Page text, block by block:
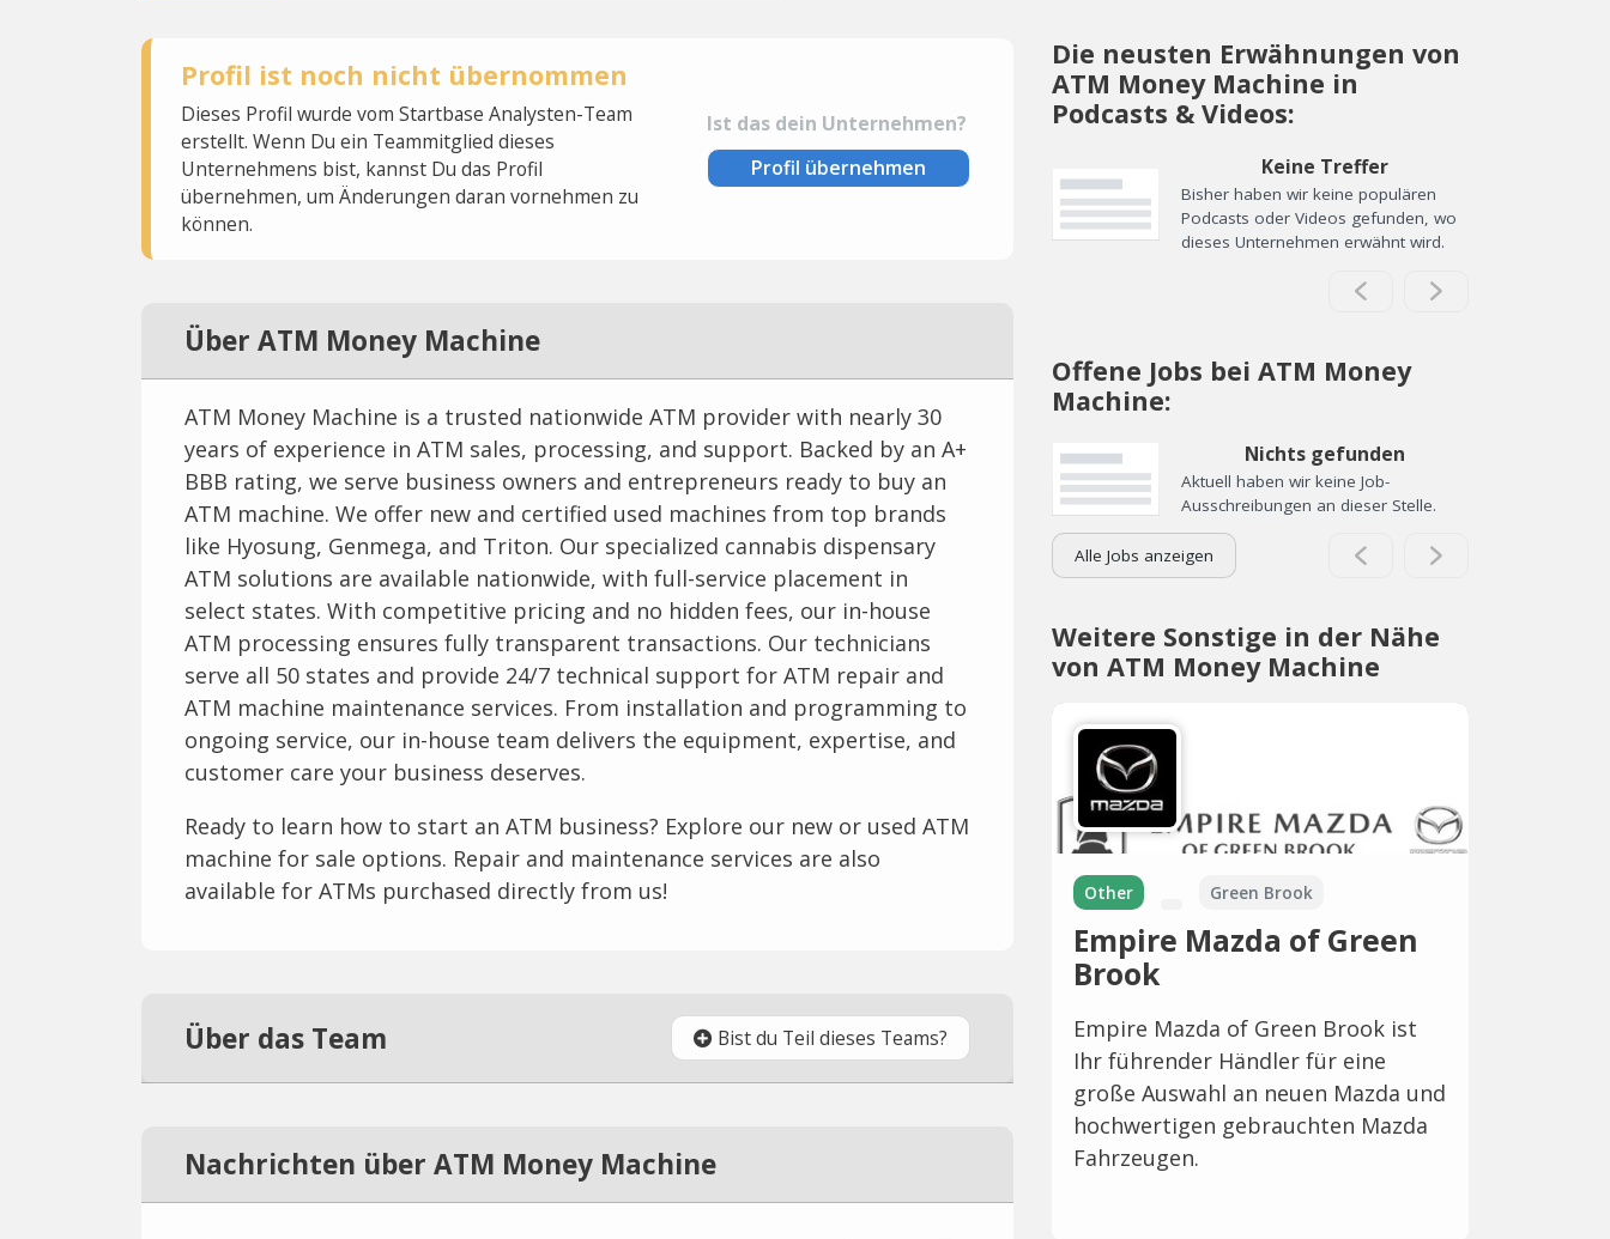
Profil ist noch nicht übernommen
Dieses Profil wurde vom Startbase Analysten-Team
erstellt. Wenn Du ein Teammitglied dieses
Unternehmens bist, kannst Du das Profil
übernehmen, um Änderungen daran vornehmen zu
können.
Ist das dein Unternehmen?
Profil übernehmen
Über ATM Money Machine
ATM Money Machine is a trusted nationwide ATM provider with nearly 30
years of experience in ATM sales, processing, and support. Backed by an A+
BBB rating, we serve business owners and entrepreneurs ready to buy an
ATM machine. We offer new and certified used machines from top brands
like Hyosung, Genmega, and Triton. Our specialized cannabis dispensary
ATM solutions are available nationwide, with full-service placement in
select states. With competitive pricing and no hidden fees, our in-house
ATM processing ensures fully transparent transactions. Our technicians
serve all 50 states and provide 24/7 technical support for ATM repair and
ATM machine maintenance services. From installation and programming to
ongoing service, our in-house team delivers the equipment, expertise, and
customer care your business deserves.
Ready to learn how to start an ATM business? Explore our new or used ATM
machine for sale options. Repair and maintenance services are also
available for ATMs purchased directly from us!
Über das Team Bist du Teil dieses Teams?
Nachrichten über ATM Money Machine
Die neusten Erwähnungen von
ATM Money Machine in
Podcasts & Videos:
Keine Treffer
Bisher haben wir keine populären
Podcasts oder Videos gefunden, wo
dieses Unternehmen erwähnt wird.
Offene Jobs bei ATM Money
Machine:
Nichts gefunden
Aktuell haben wir keine Job-
Ausschreibungen an dieser Stelle.
Alle Jobs anzeigen
Weitere Sonstige in der Nähe
von ATM Money Machine
Other Green Brook
Empire Mazda of Green
Brook
Empire Mazda of Green Brook ist
Ihr führender Händler für eine
große Auswahl an neuen Mazda und
hochwertigen gebrauchten Mazda
Fahrzeugen.